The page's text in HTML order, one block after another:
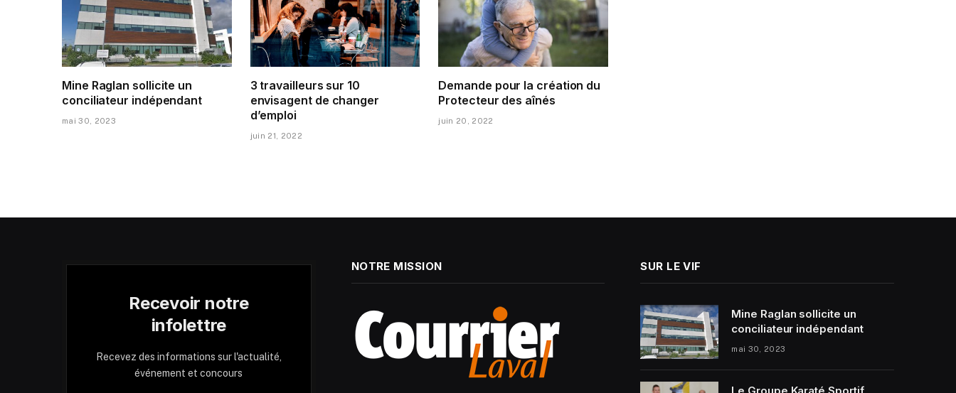
Mine Raglan sollicite un
conciliateur indépendant
mai 30, 2023
3 travailleurs sur 10
envisagent de changer
d’emploi
juin 21, 2022
Demande pour la création du
Protecteur des aînés
juin 20, 2022
Recevoir notre
infolettre
Recevez des informations sur l'actualité,
événement et concours
NOTRE MISSION SUR LE VIF
Mine Raglan sollicite un
conciliateur indépendant
mai 30, 2023